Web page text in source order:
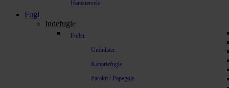
Hamstersele
Fugl
Indefugle
Foder
Undulater
Kanariefugle
Parakit / Papegøje